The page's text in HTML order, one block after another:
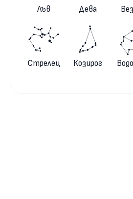
Лъв Дева
Стрелец Козирог